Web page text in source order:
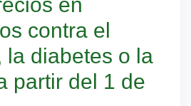
contra el
la diabetes o la
partir del 1 de